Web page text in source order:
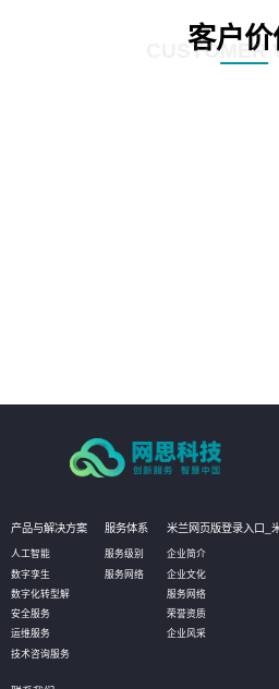
客户价
CUSTOMER
产品与解决方案
人工智能
数字孪生
数字化转型解
安全服务
运维服务
技术咨询服务
服务体系
服务级别
服务网络
米兰网页版登录入口_
企业简介
企业文化
服务网络
荣誉资质
企业风采